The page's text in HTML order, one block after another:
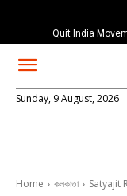
Quit India Movement:
RG Kar Case: আজ সেই নৃশংস
Sunday, 9 August, 2026
Home কলকাতা Satyajit